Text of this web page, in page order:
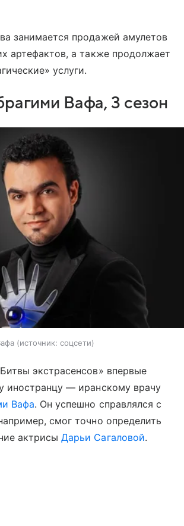
занимается продажей амулетов
артефактов, а также продолжает
услуги.
Вафа, 3 сезон
источник: соцсети
экстрасенсов» впервые
иностранцу — иранскому врачу
Вафа. Он успешно справлялся с
смог точно определить
актрисыДарьи Сагаловой.